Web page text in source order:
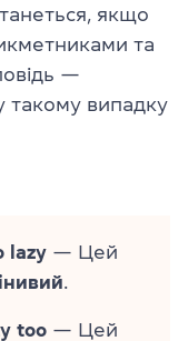
якщо
та
—
такому випадку
lazy — Цей
too — Цей